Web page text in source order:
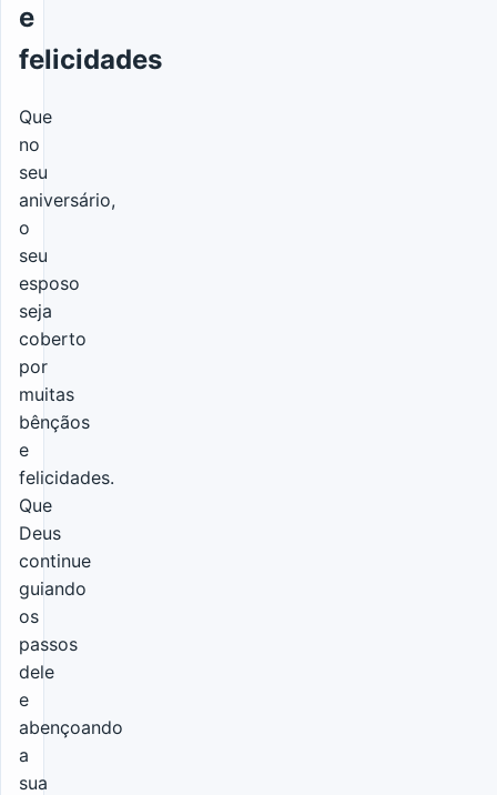
e
felicidades
Que
no
seu
aniversário,
o
seu
esposo
seja
coberto
por
muitas
bênçãos
e
felicidades.
Que
Deus
continue
guiando
os
passos
dele
e
abençoando
a
sua